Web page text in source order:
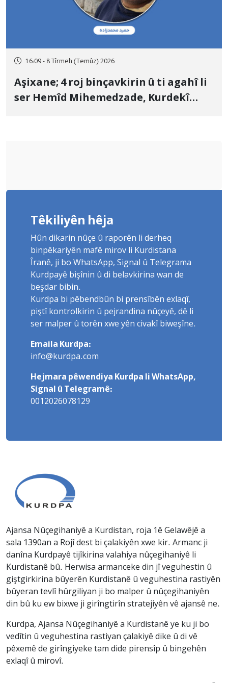
16:09 - 8 Tîrmeh (Temûz) 2026
Aşixane; 4 roj binçavkirin û ti agahî li
ser Hemîd Mihemedzade, Kurdekî
Têkiliyên hêja
Hûn dikarin nûçe û raporên li derheq
binpêkariyên mafê mirov li Kurdistana
Îranê, ji bo WhatsApp, Signal û Telegrama
Kurdpayê bişînin û di belavkirina wan de
beşdar bibin.
Kurdpa bi pêbendbûn bi prensîbên exlaqî,
piştî kontrolkirin û pejrandina nûçeyê, dê li
ser malper û torên xwe yên civakî biweşîne.
Emaila Kurdpa:
info@kurdpa.com
Hejmara pêwendiya Kurdpa li WhatsApp,
Signal û Telegramê:
0012026078129
Ajansa Nûçegihaniyê a Kurdistan, roja 1ê Gelawêjê a
sala 1390an a Rojî dest bi çalakiyên xwe kir. Armanc ji
danîna Kurdpayê tijîkirina valahiya nûçegihaniyê li
Kurdistanê bû. Herwisa armanceke din jî veguhestin û
giştgirkirina bûyerên Kurdistanê û veguhestina rastiyên
bûyeran tevlî hûrgiliyan ji bo malper û nûçegihaniyên
din bû ku ew bixwe ji girîngtirîn stratejiyên vê ajansê ne.
Kurdpa, Ajansa Nûçegihaniyê a Kurdistanê ye ku ji bo
vedîtin û veguhestina rastiyan çalakiyê dike û di vê
pêxemê de girîngiyeke tam dide pirensîp û bingehên
exlaqî û mirovî.